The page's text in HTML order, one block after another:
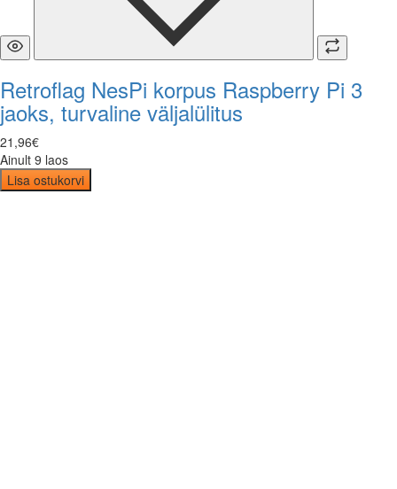
Retroflag NesPi korpus Raspberry Pi 3
jaoks, turvaline väljalülitus
21 ,96€
Ainult 9 laos
Lisa ostukorvi